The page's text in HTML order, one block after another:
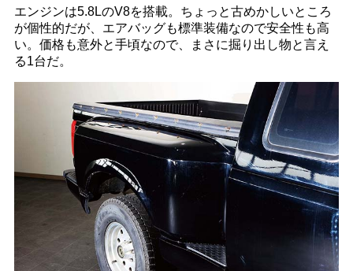
エンジンは5.8LのV8を搭載。ちょっと古めかしいところ
が個性的だが、エアバッグも標準装備なので安全性も高
い。価格も意外と手頃なので、まさに掘り出し物と言え
る1台だ。